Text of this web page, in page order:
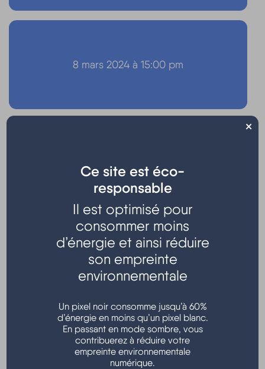
8 mars 2024 à 15:00 pm
Conférence organisée par l'UTLHM et animée par
Tarifs : 4,00 €/adhérent; 7,00 €/non adhérent
Salle d'animation - Hourtin port
Ce site est éco-
responsable
Il est optimisé pour
consommer moins
d’énergie et ainsi réduire
son empreinte
environnementale
Un pixel noir consomme jusqu’à 60%
d’énergie en moins qu’un pixel blanc.
En passant en mode sombre, vous
contribuerez à réduire votre
empreinte environnementale
numérique.
×